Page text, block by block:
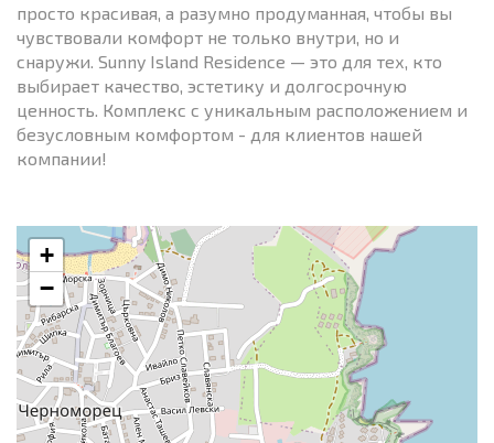
просто красивая, а разумно продуманная, чтобы вы
чувствовали комфорт не только внутри, но и
снаружи. Sunny Island Residence — это для тех, кто
выбирает качество, эстетику и долгосрочную
ценность. Комплекс с уникальным расположением и
безусловным комфортом - для клиентов нашей
компании!
+
−